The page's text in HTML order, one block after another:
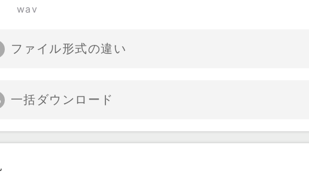
wav
ファイル形式の違い
一括ダウンロード